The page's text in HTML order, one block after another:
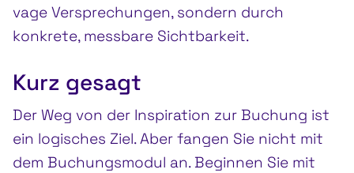
vage Versprechungen, sondern durch
konkrete, messbare Sichtbarkeit.
Kurz gesagt
Der Weg von der Inspiration zur Buchung ist
ein logisches Ziel. Aber fangen Sie nicht mit
dem Buchungsmodul an. Beginnen Sie mit